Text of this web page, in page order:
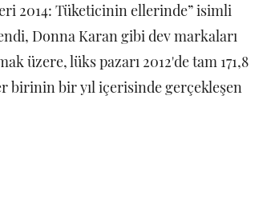
2014: Tüketicinin ellerinde” isimli
Donna Karan gibi dev markaları
üzere, lüks pazarı 2012'de tam 171,8
birinin bir yıl içerisinde gerçekleşen